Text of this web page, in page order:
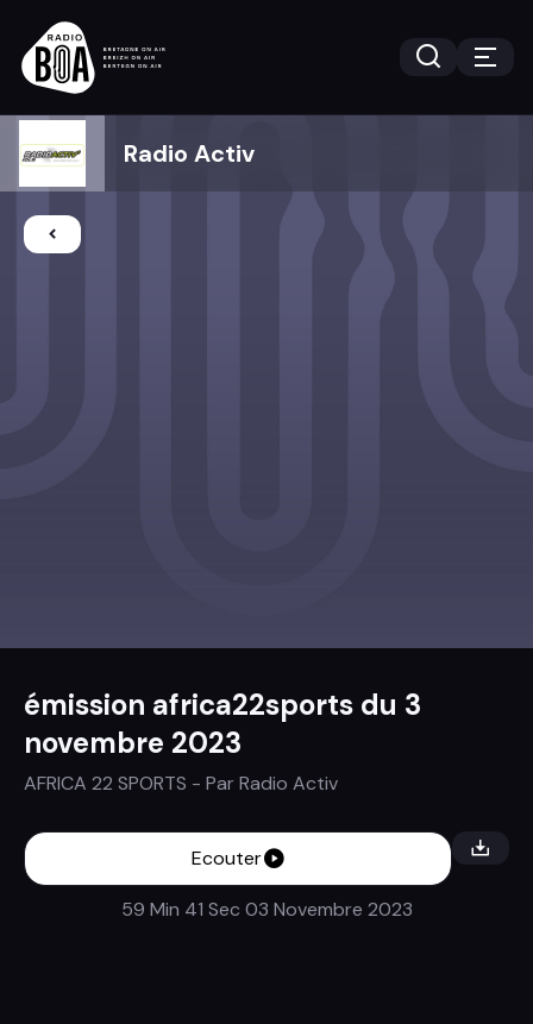
Radio Activ
émission africa22sports du 3
novembre 2023
AFRICA 22 SPORTS - ParRadio Activ
Ecouter
59 Min 41 Sec 03 Novembre 2023